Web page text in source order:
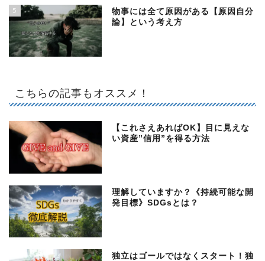
5
物事には全て原因がある【原因自分
論】という考え方
こちらの記事もオススメ！
【これさえあればOK】目に見えな
い資産”信用”を得る方法
理解していますか？《持続可能な開
発目標》SDGsとは？
独立はゴールではなくスタート！独